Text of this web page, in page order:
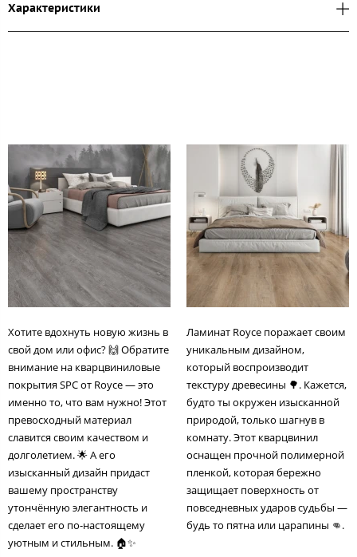
Характеристики
Хотите вдохнуть новую жизнь в
свой дом или офис? 🙌 Обратите
внимание на кварцвиниловые
покрытия SPC от Royce — это
именно то, что вам нужно! Этот
превосходный материал
славится своим качеством и
долголетием. 🌟 А его
изысканный дизайн придаст
вашему пространству
утончённую элегантность и
сделает его по-настоящему
уютным и стильным. 🏠✨
Ламинат Royce поражает своим
уникальным дизайном,
который воспроизводит
текстуру древесины 🌳. Кажется,
будто ты окружен изысканной
природой, только шагнув в
комнату. Этот кварцвинил
оснащен прочной полимерной
пленкой, которая бережно
защищает поверхность от
повседневных ударов судьбы —
будь то пятна или царапины 👊.